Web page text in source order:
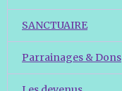
SANCTUAIRE
Parrainages & Dons